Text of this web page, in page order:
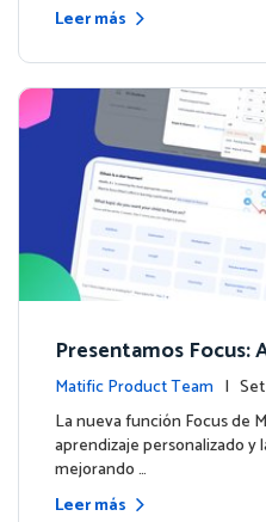
Leer más
Presentamos Focus:
enturas de Matific
Aula
Matific Product Team |
de la plataforma
La nueva función Focus de
aprendizaje personalizado y
mejorando …
Leer más